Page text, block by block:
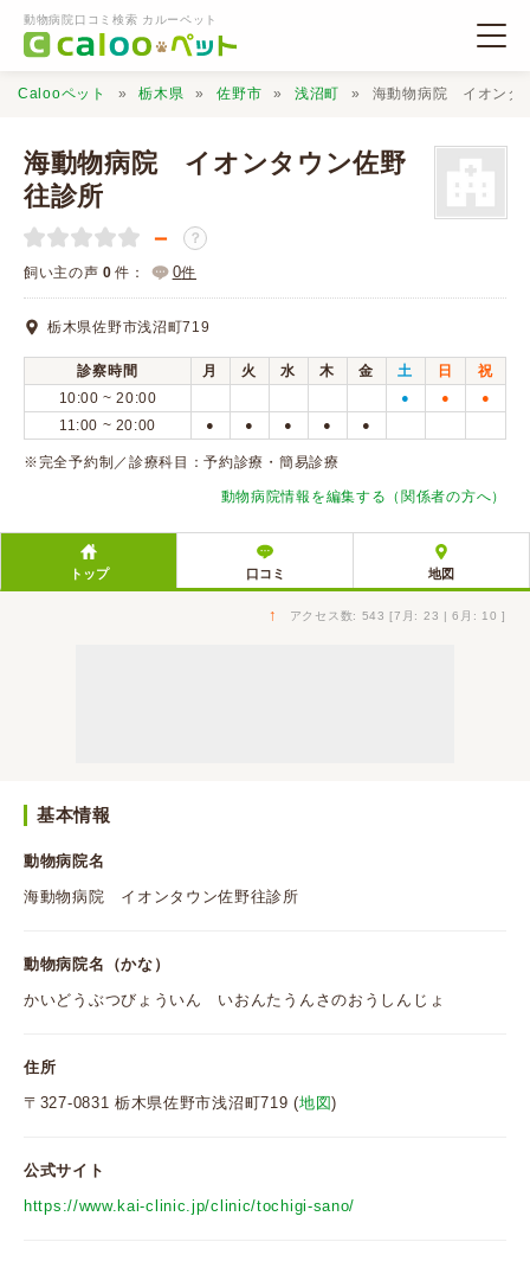
動物病院口コミ検索 カルーペット
動物病院検索
Calooペットとは？
Calooペット 栃木県 佐野市 浅沼町 海動物病院 イオンタ
海動物病院 イオンタウン佐野
往診所
－ ？
飼い主の声 0 件： 0件
栃木県佐野市浅沼町719
診察時間 月 火 水 木 金 土 日
祝
10:00 ~ 20:00
● ● ●
11:00 ~ 20:00 ● ● ● ● ●
※完全予約制／診療科目：予約診療・簡易診療
動物病院情報を編集する（関係者の方へ）
トップ 口コミ 地図
↑ アクセス数: 543 [7月: 23 | 6月: 10 ]
基本情報
動物病院名
海動物病院 イオンタウン佐野往診所
動物病院名（かな）
かいどうぶつびょういん いおんたうんさのおうしんじょ
住所
〒327-0831 栃木県佐野市浅沼町719 (地図)
公式サイト
https://www.kai-clinic.jp/clinic/tochigi-sano/